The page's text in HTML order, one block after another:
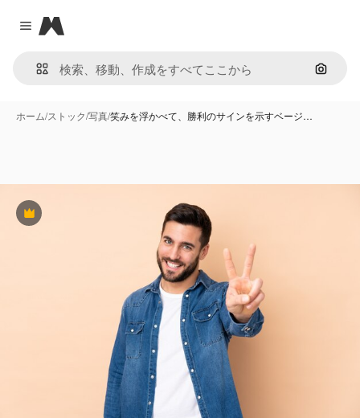
Close menu
Magnific
画像で
ホーム/ストック/写真/笑みを浮かべて、勝利のサインを示すベージ…
Premium